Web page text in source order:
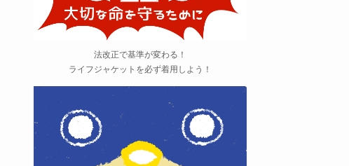
法改正で基準が変わる！
ライフジャケットを必ず着用しよう！